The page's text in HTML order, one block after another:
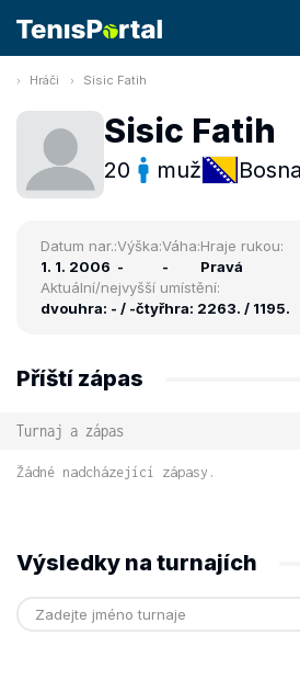
Hráči Sisic Fatih
Sisic Fatih
20 muž
Datum nar.:
1. 1. 2006
Výška:
-
Váha:
-
Hraje rukou:
Pravá
Aktuální/nejvyšší umístění:
dvouhra: - / -čtyřhra: 2263. / 1195.
Příští zápas
Turnaj a zápas
Žádné nadcházející zápasy.
Výsledky na turnajích